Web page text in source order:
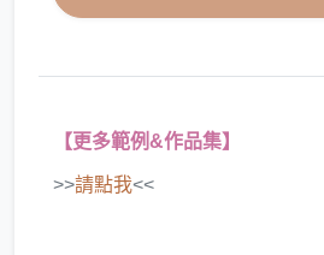
【更多範例&作品集】
>>請點我<<